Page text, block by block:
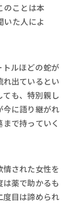
のことは本
いた人によ
ルほどの蛇が
出ているとい
ても、特別親し
今に語り継がれ
で持っていく
された女性を
薬で助かるも
度目は諦められ